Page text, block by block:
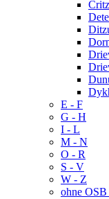
E - F
G - H
I - L
M - N
O - R
S - V
W - Z
ohne